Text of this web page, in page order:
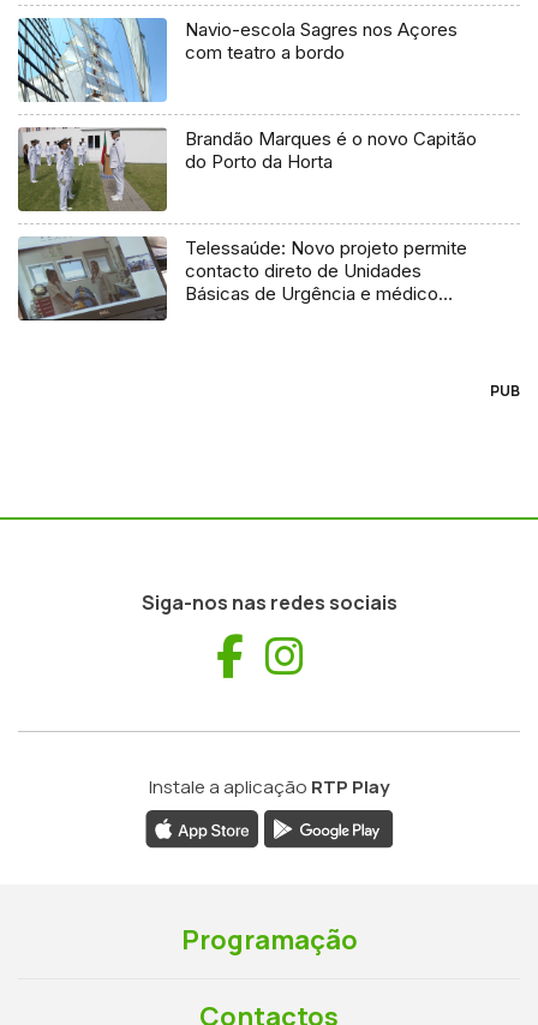
Navio-escola Sagres nos Açores
com teatro a bordo
Brandão Marques é o novo Capitão
do Porto da Horta
Telessaúde: Novo projeto permite
contacto direto de Unidades
Básicas de Urgência e médico
PUB
Siga-nos nas redes sociais
Facebook
Instale a aplicação RTP Play
Programação
Contactos